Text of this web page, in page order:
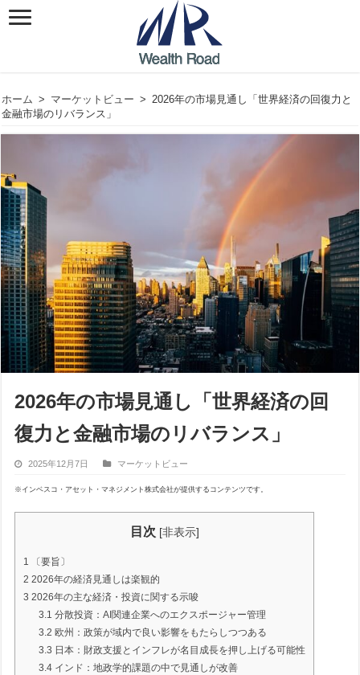
ホーム > マーケットビュー > 2026年の市場見通し「世界経済の回復力と
金融市場のリバランス」
2026年の市場見通し「世界経済の回
復力と金融市場のリバランス」
2025年12月7日 マーケットビュー
※インベスコ・アセット・マネジメント株式会社が提供するコンテンツです。
目次 [非表示]
1 〔要旨〕
2 2026年の経済見通しは楽観的
3 2026年の主な経済・投資に関する示唆
3.1 分散投資：AI関連企業へのエクスポージャー管理
3.2 欧州：政策が域内で良い影響をもたらしつつある
3.3 日本：財政支援とインフレが名目成長を押し上げる可能性
3.4インド：地政学的課題の中で見通しが改善